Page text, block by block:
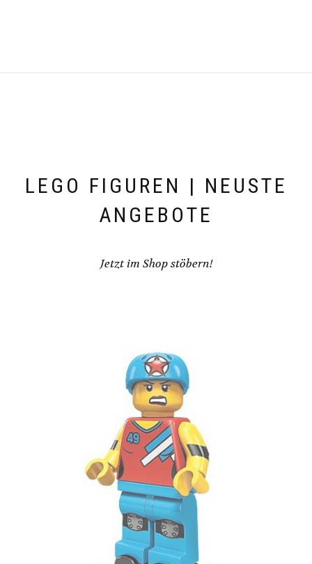
LEGO FIGUREN | NEUSTE
ANGEBOTE
Jetzt im Shop stöbern!